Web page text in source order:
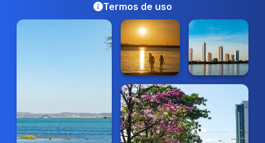
Termos de uso